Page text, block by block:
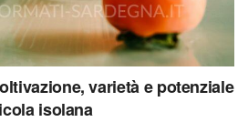
varietà e potenziale
isolana